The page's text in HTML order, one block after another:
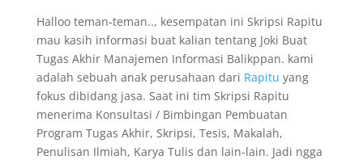
Halloo teman-teman.., kesempatan ini Skripsi Rapitu
mau kasih informasi buat kalian tentang Joki Buat
Tugas Akhir Manajemen Informasi Balikppan. kami
adalah sebuah anak perusahaan dari Rapitu yang
fokus dibidang jasa. Saat ini tim Skripsi Rapitu
menerima Konsultasi / Bimbingan Pembuatan
Program Tugas Akhir, Skripsi, Tesis, Makalah,
Penulisan Ilmiah, Karya Tulis dan lain-lain. Jadi ngga